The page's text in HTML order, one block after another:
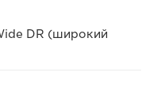
DR (широкий